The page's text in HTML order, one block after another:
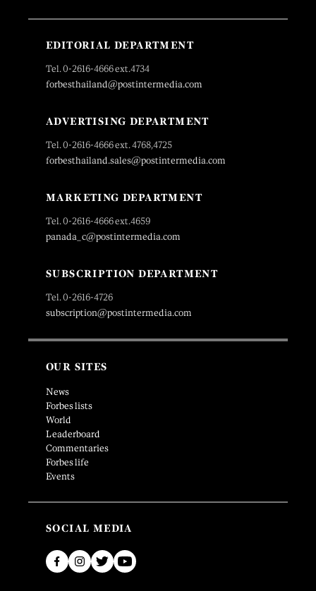
EDITORIAL DEPARTMENT
Tel. 0-2616-4666 ext.4734
forbesthailand@postintermedia.com
ADVERTISING DEPARTMENT
Tel. 0-2616-4666 ext. 4768,4725
forbesthailand.sales@postintermedia.com
MARKETING DEPARTMENT
Tel. 0-2616-4666 ext.4659
panada_c@postintermedia.com
SUBSCRIPTION DEPARTMENT
Tel. 0-2616-4726
subscription@postintermedia.com
OUR SITES
News
Forbes lists
World
Leaderboard
Commentaries
Forbes life
Events
SOCIAL MEDIA